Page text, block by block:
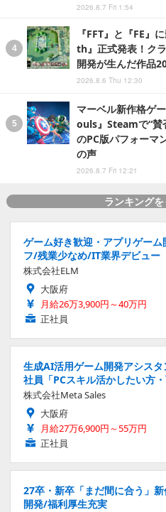
2026.8.7 Fri 1:54
『FFT』と『FE』
th』正式発表！ク
開発が生んだ作品
2026.8.6 Thu 12:30
マーベル新作格ゲ
ouls』Steamで“賛
のPC版パフォーマ
の声
2026.8.7 Fri 12:21
ランキング
ゲーム好き歓迎・アプリゲー
フ/残業少なめ/IT業界デビュー
株式会社ELM
大阪府
月給26万3,900円～40万円
正社員
生成AI活用ゲーム開発アシス
社員「PCスキル活かしたい方
株式会社Meta Sales
大阪府
月給27万6,900円～55万円
正社員
27卒・新卒「まだ間に合う」
開発/福利厚生充実